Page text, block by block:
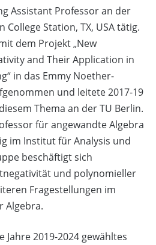
Assistant Professor an der
College Station, TX, USA tätig.
dem Projekt „New
and Their Application in
in das Emmy Noether-
und leitete 2017-19
Thema an der TU Berlin.
für angewandte Algebra
im Institut für Analysis und
beschäftigt sich
und polynomieller
Fragestellungen im
Algebra.
2019-2024 gewähltes